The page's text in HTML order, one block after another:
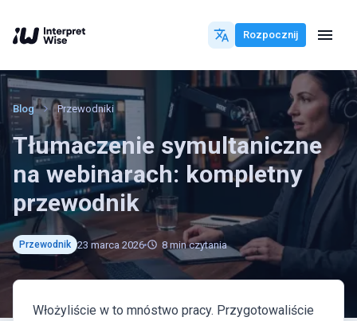
Rozpocznij
Blog Przewodniki
Tłumaczenie symultaniczne
na webinarach: kompletny
przewodnik
Przewodnik 23 marca 2026 8 min czytania
Włożyliście w to mnóstwo pracy. Przygotowaliście